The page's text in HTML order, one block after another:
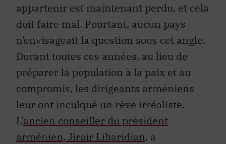
appartenir est maintenant perdu, et cela
doit faire mal. Pourtant, aucun pays
n’envisageait la question sous cet angle.
Durant toutes ces années, au lieu de
préparer la population à la paix et au
compromis, les dirigeants arméniens
leur ont inculqué un rêve irréaliste.
L’ancien conseiller du président
arménien, Jirair Libaridian, a